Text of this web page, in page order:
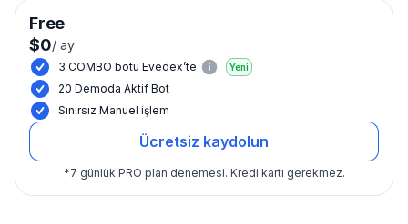
Free
$0/ ay
3 COMBO botu Evedex’te Yeni
20 Demoda Aktif Bot
Sınırsız Manuel işlem
Ücretsiz kaydolun
*7 günlük PRO plan denemesi. Kredi kartı gerekmez.